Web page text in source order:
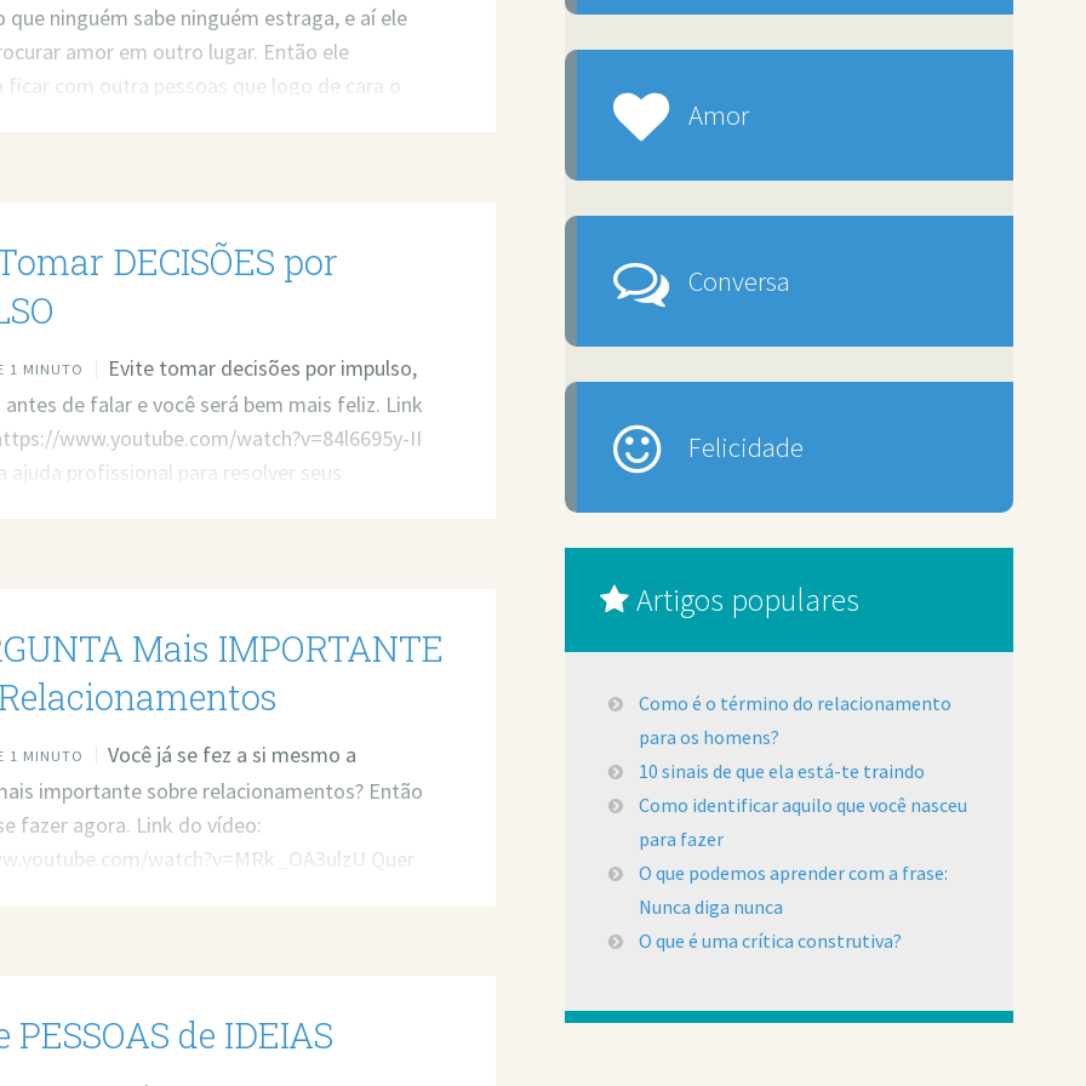
que ninguém sabe ninguém estraga, e aí ele
amor em outro lugar. Então ele
ficar com outra pessoas que logo de cara o
problemas? Agende um atendimento:
DECISÕES por
1 MINUTO
Evite tomar decisões por impulso,
antes de falar e você será bem mais feliz. Link
www.youtube.com/watch?v=84l6695y-II
ajuda profissional para resolver seus
Mais IMPORTANTE
1 MINUTO
Você já se fez a si mesmo a
importante sobre relacionamentos? Então
fazer agora. Link do vídeo:
watch?v=MRk_OA3ulzU Quer
PESSOAS de IDEIAS
Amor
Conversa
Felicidade
Artigos populares
Como é o término do relacionamento
para os homens?
10 sinais de que ela está-te traindo
Como identificar aquilo que você nasceu
para fazer
O que podemos aprender com a frase:
Nunca diga nunca
O que é uma crítica construtiva?